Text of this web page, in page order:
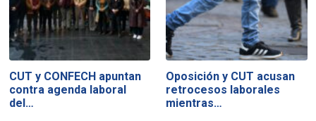
CUT y CONFECH apuntan
contra agenda laboral
del…
Oposición y CUT acusan
retrocesos laborales
mientras…